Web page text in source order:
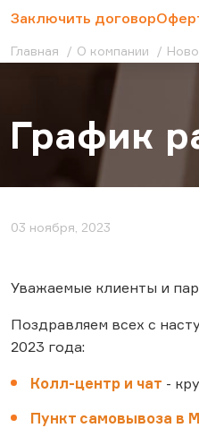
Заключить договор
Главная О компании
График
03 ноября, 2023
Уважаемые клиенты и
Поздравляем всех с
2023 года:
Колл-центр и чат -
Пункт самовывоза в